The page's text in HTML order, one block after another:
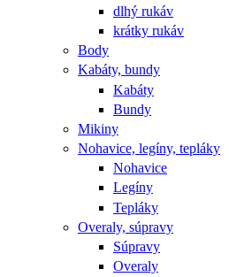
dlhý rukáv
krátky rukáv
Body
Kabáty, bundy
Kabáty
Bundy
Mikiny
Nohavice, legíny, tepláky
Nohavice
Legíny
Tepláky
Overaly, súpravy
Súpravy
Overaly